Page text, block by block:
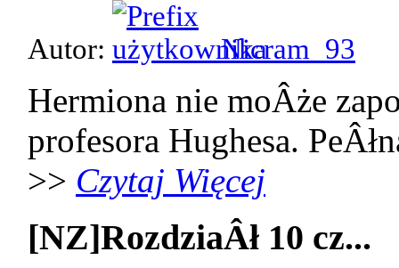
Autor: Nicram_93
Hermiona nie moÂże
profesora Hughesa.
>> Czytaj Więcej
[NZ]RozdziaÂł 10 cz...